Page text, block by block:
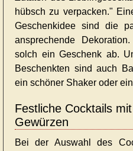
hübsch zu verpacken."
Geschenkidee sind die
ansprechende
solch ein Geschenk ab.
Beschenkten sind auch
ein schöner Shaker oder
Festliche Cocktails
Gewürzen
Bei der Auswahl des